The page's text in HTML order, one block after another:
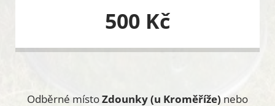
500 Kč
Odběrné místoZdounky (u Kroměříže) nebo